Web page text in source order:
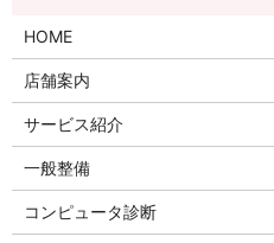
HOME
店舗案内
サービス紹介
一般整備
コンピュータ診断